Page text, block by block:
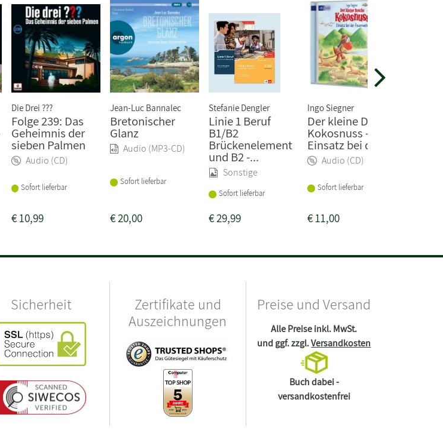
Die Drei ???
Folge 239: Das
Geheimnis der
sieben Palmen
Audio (CD)
Sofort lieferbar
€10,99
Jean-Luc Bannalec
Bretonischer
Glanz
Audio (MP3-CD)
Sofort lieferbar
€20,00
Stefanie Dengler
Linie 1 Beruf
B1/B2
Brückenelement
und B2 -...
Sonstige
Sofort lieferbar
€29,99
Ingo Siegner
Der kleine Drache
Kokosnuss -
Einsatz bei d...
Audio (CD)
Sofort lieferbar
€11,00
Sicherheit
Zertifikate und
Auszeichnungen
Preise und Versand
Alle Preise inkl. MwSt.
und ggf. zzgl.Versandkosten
Buch dabei -
versandkostenfrei